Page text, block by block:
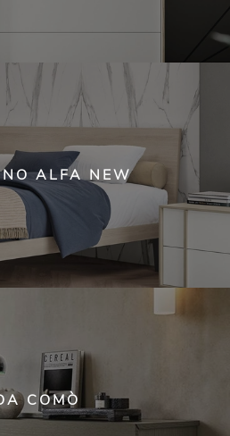
ALFA NEW
COMÒ